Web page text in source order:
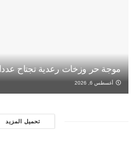
موجة حر وزخات رعدية تجتاح عددا
أغسطس 6, 2026
تحميل المزيد